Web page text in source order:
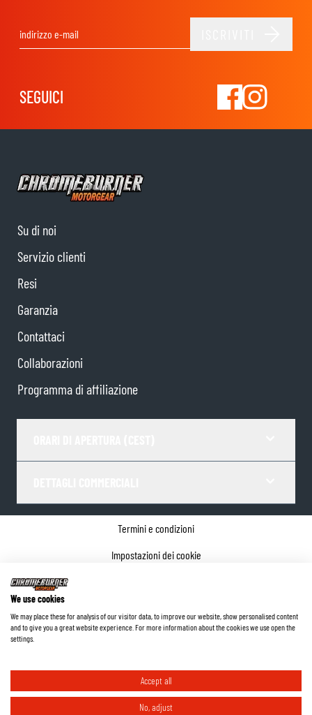
SEGUICI
Su di noi
Servizio clienti
Resi
Garanzia
Contattaci
Collaborazioni
Programma di affiliazione
Termini e condizioni
Impostazioni dei cookie
©2026ChromeBurner - Tutti i diritti riservati.
We use cookies
We may place these for analysis of our visitor data, to improve our website, show personalised content
and to give you a great website experience. For more information about the cookies we use open the
settings.
Accept all
No, adjust